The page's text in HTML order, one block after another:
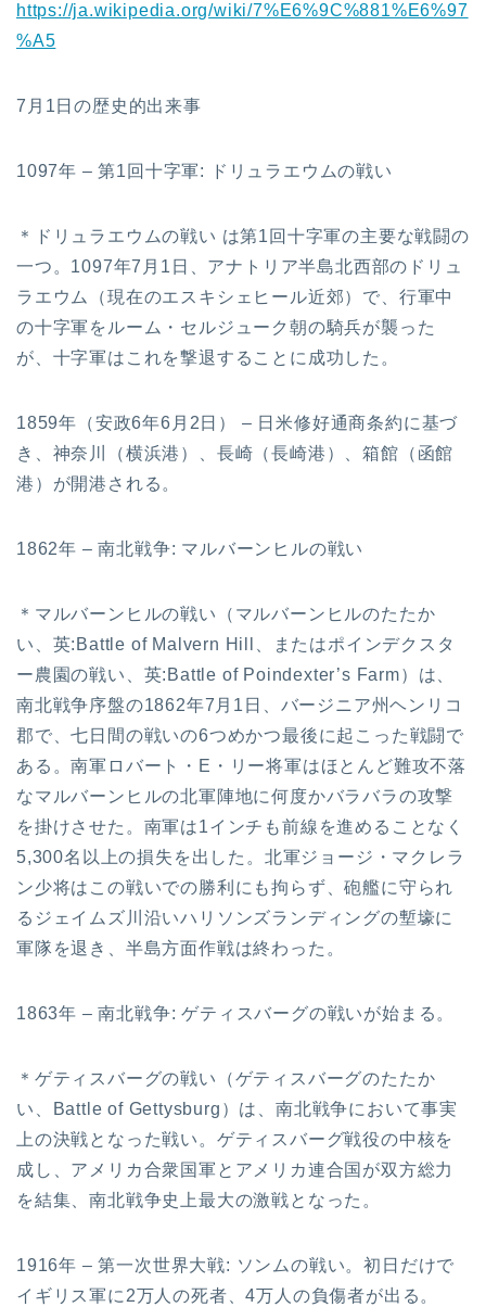
https://ja.wikipedia.org/wiki/7%E6%9C%881%E6%97
%A5
7月1日の歴史的出来事
1097年 – 第1回十字軍: ドリュラエウムの戦い
＊ドリュラエウムの戦い は第1回十字軍の主要な戦闘の
一つ。1097年7月1日、アナトリア半島北西部のドリュ
ラエウム（現在のエスキシェヒール近郊）で、行軍中
の十字軍をルーム・セルジューク朝の騎兵が襲った
が、十字軍はこれを撃退することに成功した。
1859年（安政6年6月2日） – 日米修好通商条約に基づ
き、神奈川（横浜港）、長崎（長崎港）、箱館（函館
港）が開港される。
1862年 – 南北戦争: マルバーンヒルの戦い
＊マルバーンヒルの戦い（マルバーンヒルのたたか
い、英:Battle of Malvern Hill、またはポインデクスタ
ー農園の戦い、英:Battle of Poindexter’s Farm）は、
南北戦争序盤の1862年7月1日、バージニア州ヘンリコ
郡で、七日間の戦いの6つめかつ最後に起こった戦闘で
ある。南軍ロバート・E・リー将軍はほとんど難攻不落
なマルバーンヒルの北軍陣地に何度かバラバラの攻撃
を掛けさせた。南軍は1インチも前線を進めることなく
5,300名以上の損失を出した。北軍ジョージ・マクレラ
ン少将はこの戦いでの勝利にも拘らず、砲艦に守られ
るジェイムズ川沿いハリソンズランディングの塹壕に
軍隊を退き、半島方面作戦は終わった。
1863年 – 南北戦争: ゲティスバーグの戦いが始まる。
＊ゲティスバーグの戦い（ゲティスバーグのたたか
い、Battle of Gettysburg）は、南北戦争において事実
上の決戦となった戦い。ゲティスバーグ戦役の中核を
成し、アメリカ合衆国軍とアメリカ連合国が双方総力
を結集、南北戦争史上最大の激戦となった。
1916年 – 第一次世界大戦: ソンムの戦い。初日だけで
イギリス軍に2万人の死者、4万人の負傷者が出る。